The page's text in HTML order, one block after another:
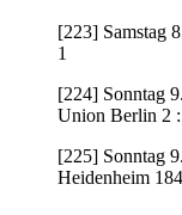
[223] Samstag
1
[224] Sonntag
Union Berlin 2 :
[225] Sonntag
Heidenheim